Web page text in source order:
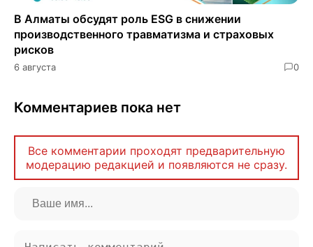
В Алматы обсудят роль ESG в снижении
производственного травматизма и страховых
рисков
6 августа 0
Комментариев пока нет
Все комментарии проходят предварительную
модерацию редакцией и появляются не сразу.